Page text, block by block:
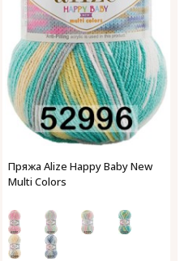
Пряжа Alize Happy Baby New
Multi Colors